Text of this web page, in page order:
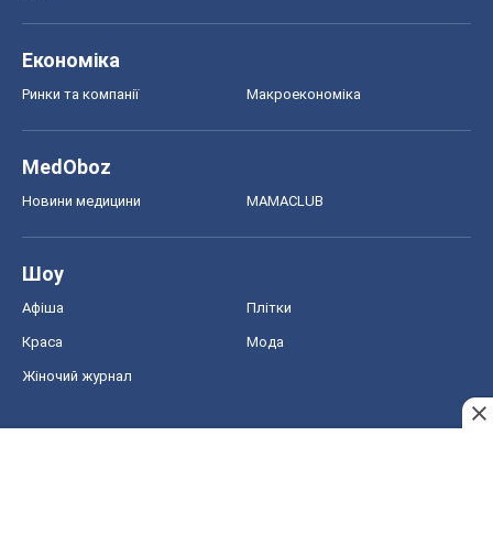
Економіка
Ринки та компанії Макроекономіка
MedOboz
Новини медицини MAMACLUB
Шоу
Афіша Плітки
Краса Мода
Жіночий журнал